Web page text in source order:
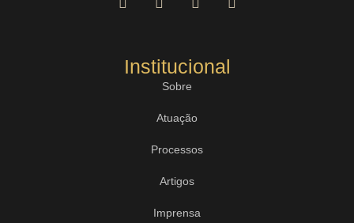
Institucional
Sobre
Atuação
Processos
Artigos
Imprensa